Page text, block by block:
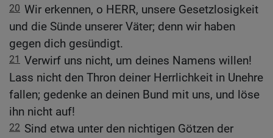
20 Wir erkennen, o HERR, unsere Gesetzlosigkeit
und die Sünde unserer Väter; denn wir haben
gegen dich gesündigt.
21 Verwirf uns nicht, um deines Namens willen!
Lass nicht den Thron deiner Herrlichkeit in Unehre
fallen; gedenke an deinen Bund mit uns, und löse
ihn nicht auf!
22 Sind etwa unter den nichtigen Götzen der